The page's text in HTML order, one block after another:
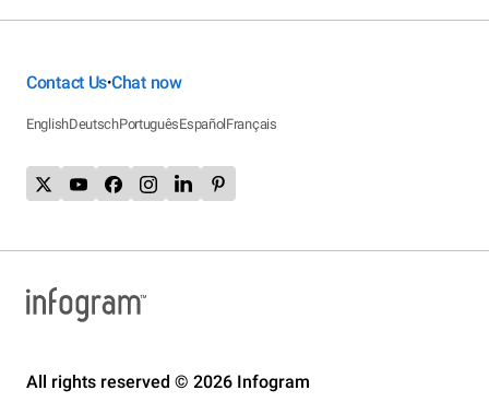
Contact Us•Chat now
EnglishDeutschPortuguêsEspañolFrançais
All rights reserved © 2026 Infogram